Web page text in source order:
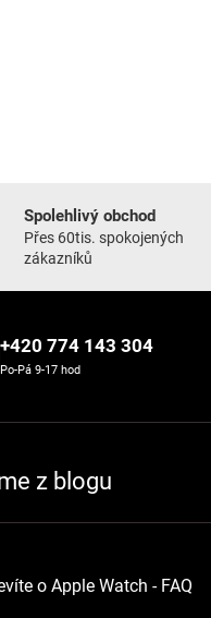
Spolehlivý obchod
Přes 60tis. spokojených
zákazníků
+420 774 143 304
Po-Pá 9-17 hod
z blogu
o Apple Watch - FAQ